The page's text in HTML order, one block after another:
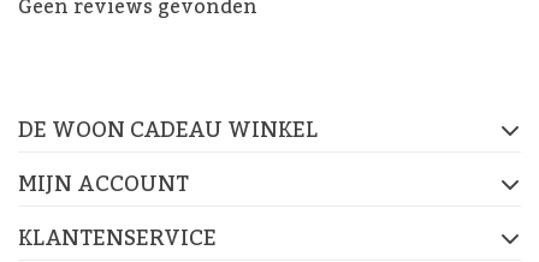
De Woon Cadeau Winkel
DE WOON CADEAU WINKEL
MIJN ACCOUNT
KLANTENSERVICE